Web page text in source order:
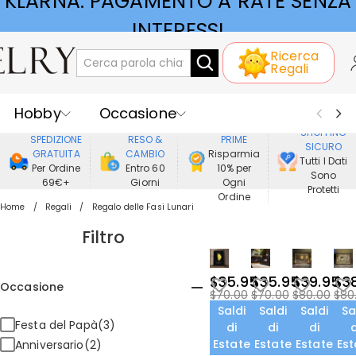
INTERESSI
Ricerca
Regali
Hobby
Occasione
Ricevente
Best Seller
Nuovi
Gioielli
Casa&Vita
Abbigliamento
SPEDIZIONE
GRATUITA
Per Ordine
69€+
RESO &
CAMBIO
Entro 60
Giorni
PRIME
Risparmia
10% per
Ogni
Ordine
SHOPPING
SICURO
Tutti I Dati
Sono
Protetti
Home Regali Regalo delle Fasi Lunari
Filtro
Occasione
Festa del Papà(3)
Anniversario(2)
$35.95
$70.00
Saldi
di
Estate
$35.95
$70.00
Saldi
di
Estate
$39.95
$80.00
Saldi
di
Estate